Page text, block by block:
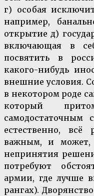
г) особая
например,
открытие д)
включающая в
посвятить в
какого-нибудь
внешние условия.
в некотором роде
который
естественно, всё
важным, и может,
непринятия
потребуют
армии, где лучше
рангах).